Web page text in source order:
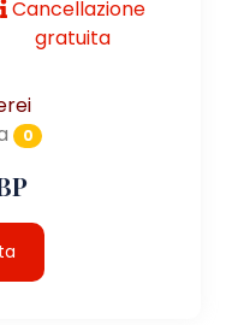
Cancellazione
gratuita
0